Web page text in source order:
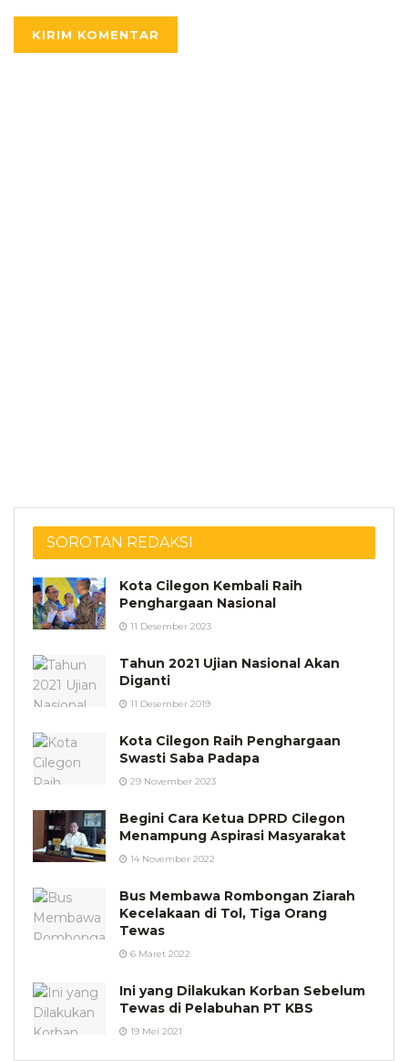
SOROTAN REDAKSI
Kota Cilegon Kembali Raih
Penghargaan Nasional
11 Desember 2023
Tahun 2021 Ujian Nasional Akan
Diganti
11 Desember 2019
Kota Cilegon Raih Penghargaan
Swasti Saba Padapa
29 November 2023
Begini Cara Ketua DPRD Cilegon
Menampung Aspirasi Masyarakat
14 November 2022
Bus Membawa Rombongan Ziarah
Kecelakaan di Tol, Tiga Orang
Tewas
6 Maret 2022
Ini yang Dilakukan Korban Sebelum
Tewas di Pelabuhan PT KBS
19 Mei 2021